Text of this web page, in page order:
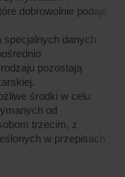
dobrowolnie podaje
specjalnych danych
pozostają
środki w celu
od
trzecim, z
w przepisach